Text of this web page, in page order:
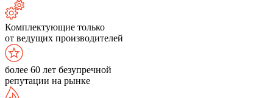
Комплектующие только
от ведущих производителей
более 60 лет безупречной
репутации на рынке